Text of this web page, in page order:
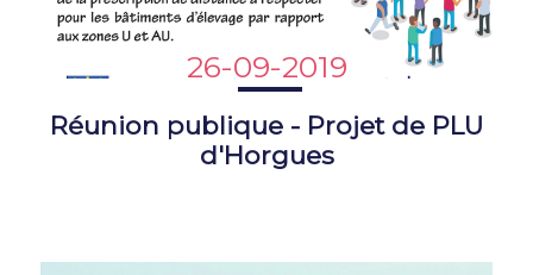
26-09-2019
Réunion publique - Projet de PLU
d'Horgues